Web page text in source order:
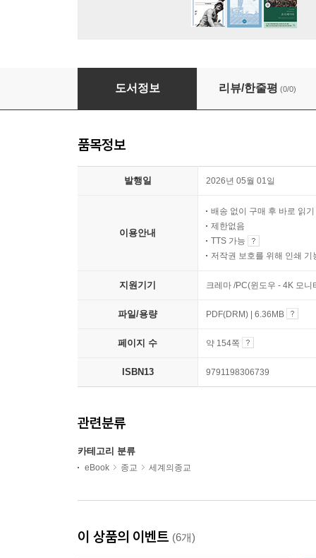
그리스인 누가
도서정보 리뷰/한줄평 (0/0)
품목정보
발행일 2026년 05월 01일
이용안내
배송 없이 구매 후 바로 읽기
제한없음
TTS 가능
저작권 보호를 위해 인쇄 기
지원기기 크레마 /PC(윈도우 - 4K 모
파일/용량 PDF(DRM) | 6.36MB
페이지 수 약 154쪽
ISBN13 9791198306739
관련분류
카테고리 분류
eBook 종교 세계의종교
이 상품의 이벤트 (6개)